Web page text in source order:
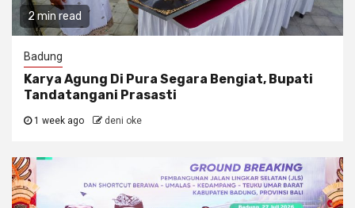
2 min read
Badung
Karya Agung Di Pura Segara Bengiat, Bupati
Tandatangani Prasasti
1 week ago deni oke